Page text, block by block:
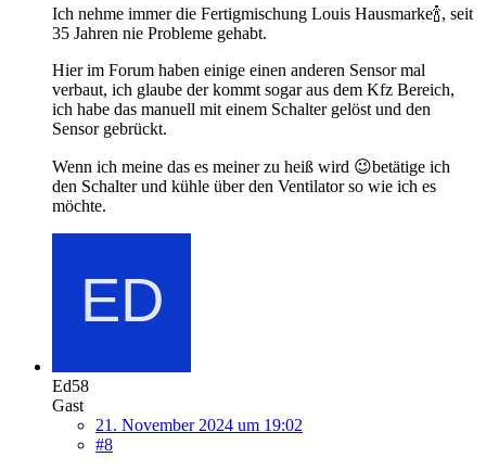
Ich nehme immer die Fertigmischung Louis Hausmarke🍾, seit
35 Jahren nie Probleme gehabt.
Hier im Forum haben einige einen anderen Sensor mal
verbaut, ich glaube der kommt sogar aus dem Kfz Bereich,
ich habe das manuell mit einem Schalter gelöst und den
Sensor gebrückt.
Wenn ich meine das es meiner zu heiß wird 😉betätige ich
den Schalter und kühle über den Ventilator so wie ich es
möchte.
Ed58
Gast
21. November 2024 um 19:02
#8